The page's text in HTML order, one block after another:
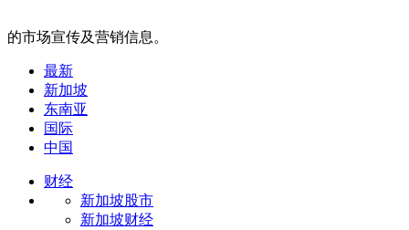
的市场宣传及营销信息。
最新
新加坡
东南亚
国际
中国
财经
新加坡股市
新加坡财经